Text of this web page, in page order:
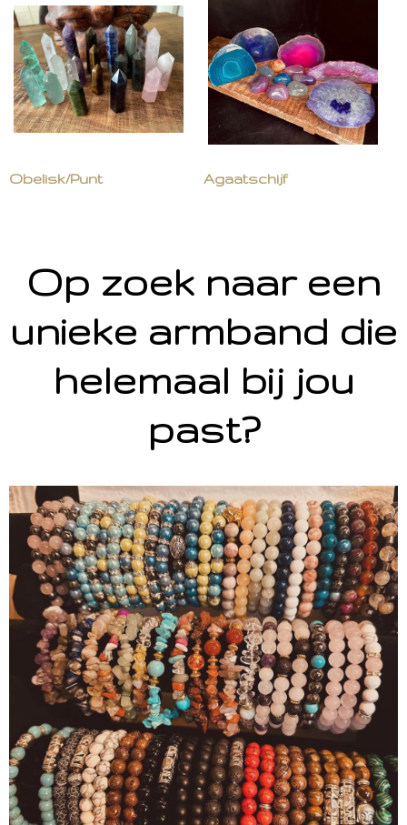
Obelisk/Punt Agaatschijf
Op zoek naar een
unieke armband die
helemaal bij jou
past?